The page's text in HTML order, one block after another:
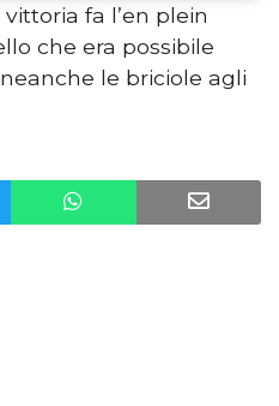
fa l’en plein
che era possibile
le briciole agli